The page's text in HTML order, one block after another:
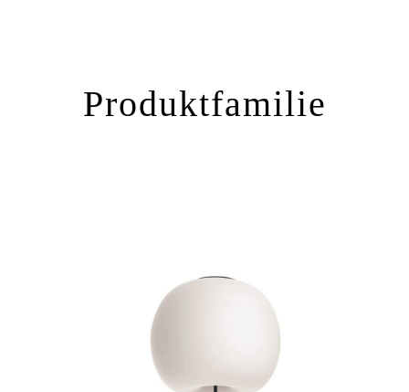
Produktfamilie